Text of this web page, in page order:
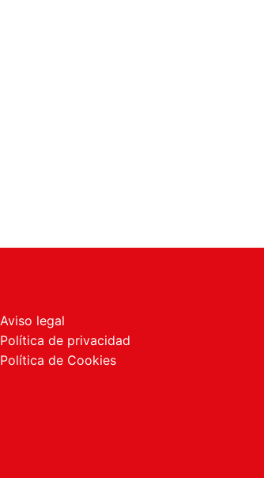
Aviso legal
Política de privacidad
Política de Cookies